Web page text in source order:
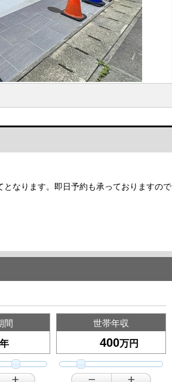
となります。即日予約も承っておりますので
間
年
世帯年収
万円